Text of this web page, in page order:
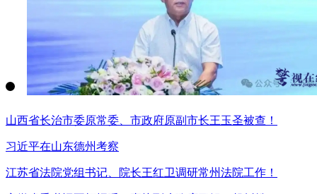
山西省长治市委原常委、市政府原副市长王玉圣被查！
习近平在山东德州考察
江苏省法院党组书记、院长王红卫调研常州法院工作！